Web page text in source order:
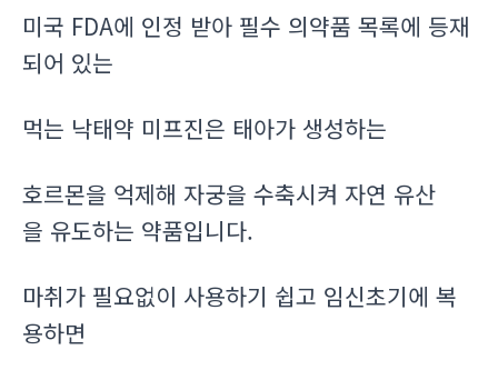
미국 FDA에 인정 받아 필수 의약품 목록에 등재
되어 있는
먹는 낙태약 미프진은 태아가 생성하는
호르몬을 억제해 자궁을 수축시켜 자연 유산
을 유도하는 약품입니다.
마취가 필요없이 사용하기 쉽고 임신초기에 복
용하면